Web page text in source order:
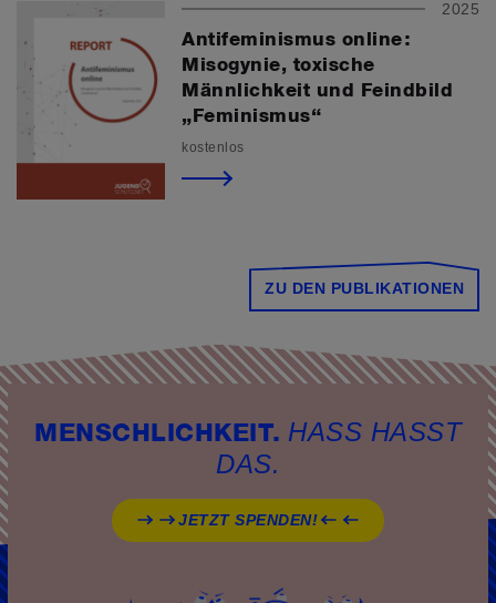
2025
Antifeminismus online:
Misogynie, toxische
Männlichkeit und Feindbild
„Feminismus“
kostenlos
ZU DEN PUBLIKATIONEN
MENSCHLICHKEIT. HASS HASST
DAS.
JETZT SPENDEN!